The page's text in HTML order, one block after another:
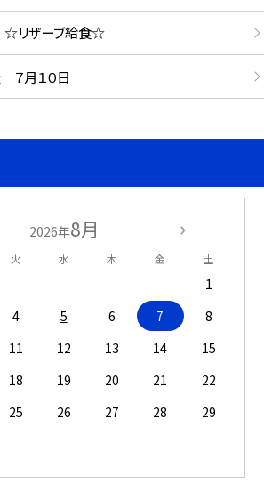
☆リザーブ給食☆
月１０日
2026年8月
火 水 木 金 土
1
4 5 6 7
8
11 12 13 14
15
18 19 20 21
22
25 26 27 28
29